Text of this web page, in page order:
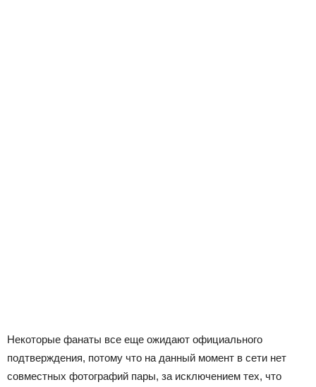
Некоторые фанаты все еще ожидают официального
подтверждения, потому что на данный момент в сети нет
совместных фотографий пары, за исключением тех, что